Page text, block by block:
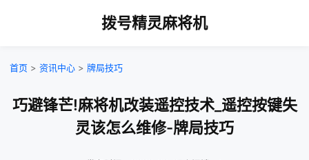
拨号精灵麻将机
首页 > 资讯中心 > 牌局技巧
巧避锋芒!麻将机改装遥控技术_遥控按键失
灵该怎么维修-牌局技巧